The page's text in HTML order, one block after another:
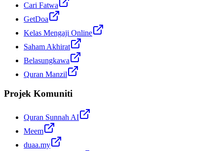
Cari Fatwa
GetDoa
Kelas Mengaji Online
Saham Akhirat
Belasungkawa
Quran Manzil
Projek Komuniti
Quran Sunnah AI
Meem
duaa.my